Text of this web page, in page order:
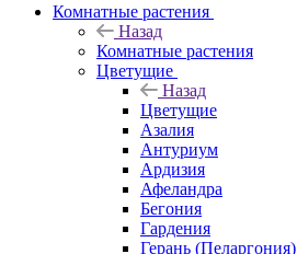
Комнатные растения
Назад
Комнатные растения
Цветущие
Назад
Цветущие
Азалия
Антуриум
Ардизия
Афеландра
Бегония
Гардения
Герань (Пеларгония)